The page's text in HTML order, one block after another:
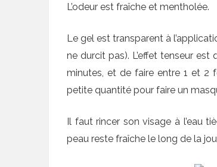
L’odeur est fraîche et mentholée.
Le gel est transparent à
ne durcit pas). L’effet tenseur
minutes, et de faire entre 1 et 2
petite quantité pour faire un
Il faut rincer son visage à l’eau
peau reste fraîche le long de la